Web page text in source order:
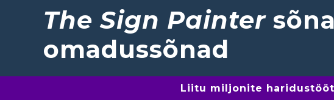
The Sign Painter
omadussõnad
Liitu miljonite